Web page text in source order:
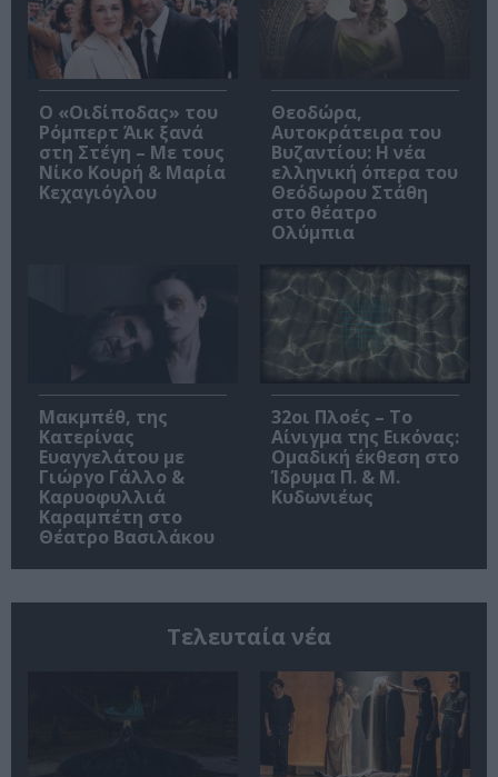
O «Οιδίποδας» του
Ρόμπερτ Άικ ξανά
στη Στέγη – Με τους
Νίκο Κουρή & Μαρία
Κεχαγιόγλου
Θεοδώρα,
Αυτοκράτειρα του
Βυζαντίου: Η νέα
ελληνική όπερα του
Θεόδωρου Στάθη
στο θέατρο
Ολύμπια
Μακμπέθ, της
Κατερίνας
Ευαγγελάτου με
Γιώργο Γάλλο &
Καρυοφυλλιά
Καραμπέτη στο
Θέατρο Βασιλάκου
32οι Πλοές – Το
Αίνιγμα της Εικόνας:
Ομαδική έκθεση στο
Ίδρυμα Π. & Μ.
Κυδωνιέως
Τελευταία νέα